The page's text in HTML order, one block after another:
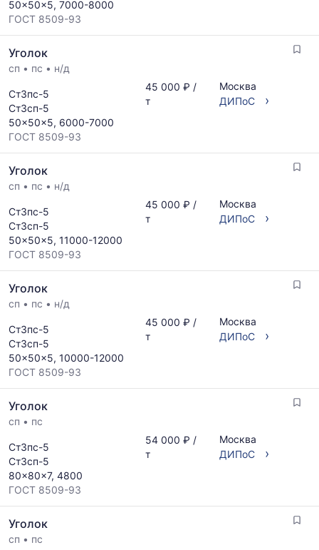
50x50x5, 7000-8000
ГОСТ 8509-93
Уголок
сп • пс • н/д
Ст3пс-5
Ст3сп-5
50x50x5, 6000-7000
ГОСТ 8509-93
45 000 ₽ /
т
Москва
ДИПоС
›
Уголок
сп • пс • н/д
Ст3пс-5
Ст3сп-5
50x50x5, 11000-12000
ГОСТ 8509-93
45 000 ₽ /
т
Москва
ДИПоС
›
Уголок
сп • пс • н/д
Ст3пс-5
Ст3сп-5
50x50x5, 10000-12000
ГОСТ 8509-93
45 000 ₽ /
т
Москва
ДИПоС
›
Уголок
сп • пс
Ст3пс-5
Ст3сп-5
80x80x7, 4800
ГОСТ 8509-93
54 000 ₽ /
т
Москва
ДИПоС
›
Уголок
сп • пс